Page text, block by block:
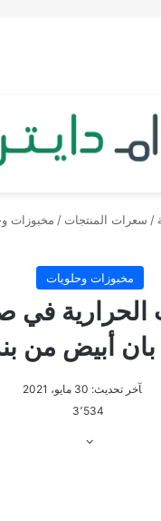
/ سعرات المنتجات / مخبوزات
مخبوزات وحلويات
الحرارية في
بان أبيض من
آخر تحديث: 30 مايو، 2021